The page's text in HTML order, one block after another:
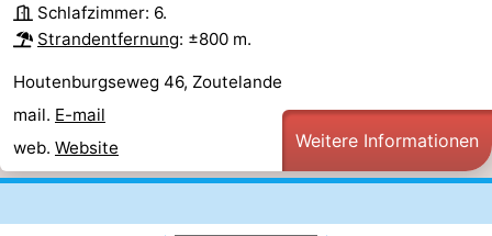
Schlafzimmer: 6.
Strandentfernung: ±800 m.
Houtenburgseweg 46, Zoutelande
mail. E-mail
web. Website Weitere Informationen